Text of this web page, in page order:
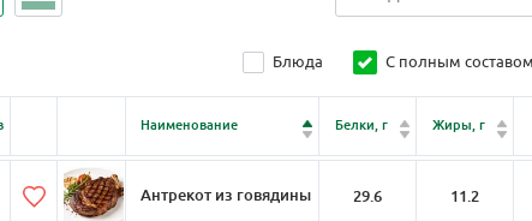
Блюда С полным составом
Наименование Белки, г Жиры, г
Антрекот из говядины 29.6 11.2